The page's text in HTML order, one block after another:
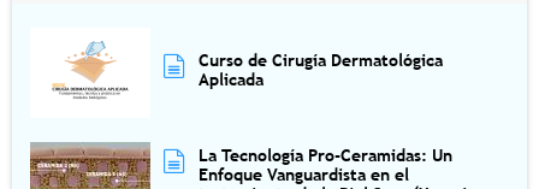
Curso de Cirugía Dermatológica
Aplicada
La Tecnología Pro-Ceramidas: Un
Enfoque Vanguardista en el